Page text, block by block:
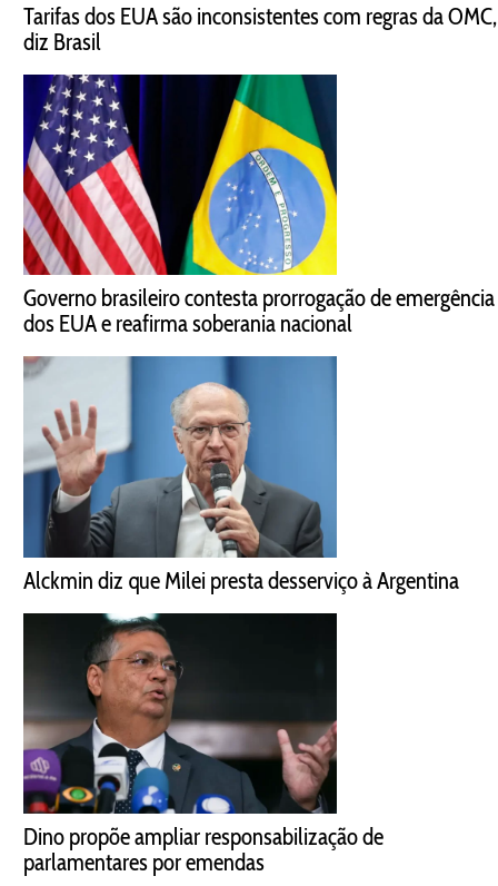
Tarifas dos EUA são inconsistentes com regras da OMC,
diz Brasil
Governo brasileiro contesta prorrogação de emergência
dos EUA e reafirma soberania nacional
Alckmin diz que Milei presta desserviço à Argentina
Dino propõe ampliar responsabilização de
parlamentares por emendas